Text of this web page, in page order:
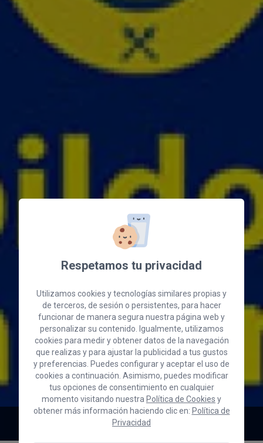
Resolución: 368/22
Respetamos tu privacidad
Utilizamos cookies y tecnologías similares propias y
de terceros, de sesión o persistentes, para hacer
funcionar de manera segura nuestra página web y
personalizar su contenido. Igualmente, utilizamos
cookies para medir y obtener datos de la navegación
que realizas y para ajustar la publicidad a tus gustos
y preferencias. Puedes configurar y aceptar el uso de
cookies a continuación. Asimismo, puedes modificar
tus opciones de consentimiento en cualquier
momento visitando nuestra Política de Cookies y
obtener más información haciendo clic en: Política de
Privacidad